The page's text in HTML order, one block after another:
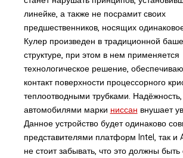
линейке, а также не посрамит своих
предшественников, носящих
Кулер произведен в традиционной
структуре, при этом в нем применяется
технологическое решение,
контакт поверхности процессорного
теплоотводными трубками.
автомобилями марки ниссан внушает
Данное устройство будет одинаково
представителями платформ Intel, так и
не стоит забывать, что это должны быть